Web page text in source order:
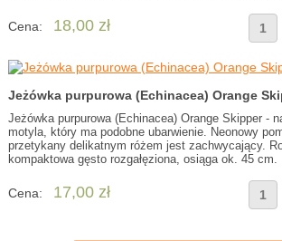
Cena: 18,00 zł
Jeżówka purpurowa (Echinacea) Orange
Jeżówka purpurowa (Echinacea) Orange Skipper -
motyla, który ma podobne ubarwienie. Neonowy
przetykany delikatnym różem jest zachwycający.
kompaktowa gęsto rozgałęziona, osiąga ok. 45 cm.
Cena: 17,00 zł